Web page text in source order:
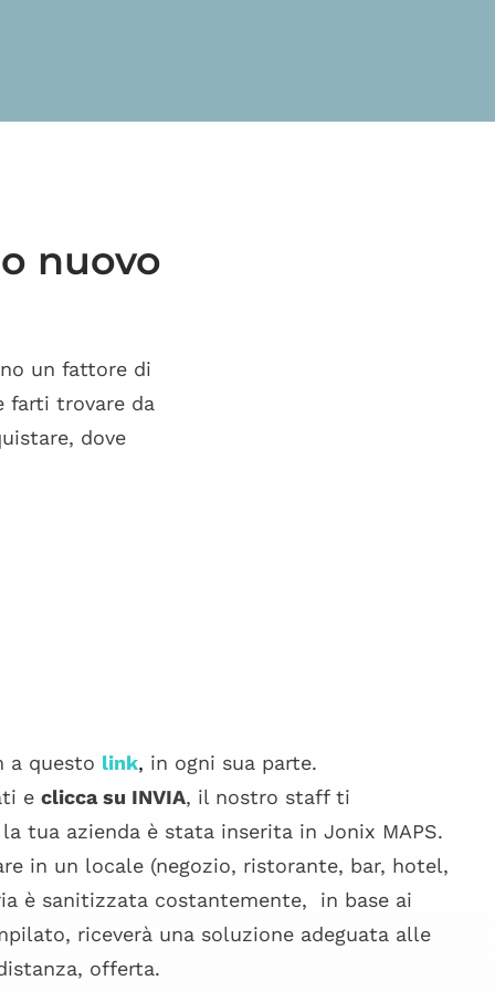
nuovo
un fattore di
farti trovare da
dove
a questo link, in ogni sua parte.
e clicca su INVIA, il nostro staff ti
tua azienda è stata inserita in Jonix MAPS.
in un locale (negozio, ristorante, bar, hotel,
è sanitizzata costantemente, in base ai
riceverà una soluzione adeguata alle
offerta.